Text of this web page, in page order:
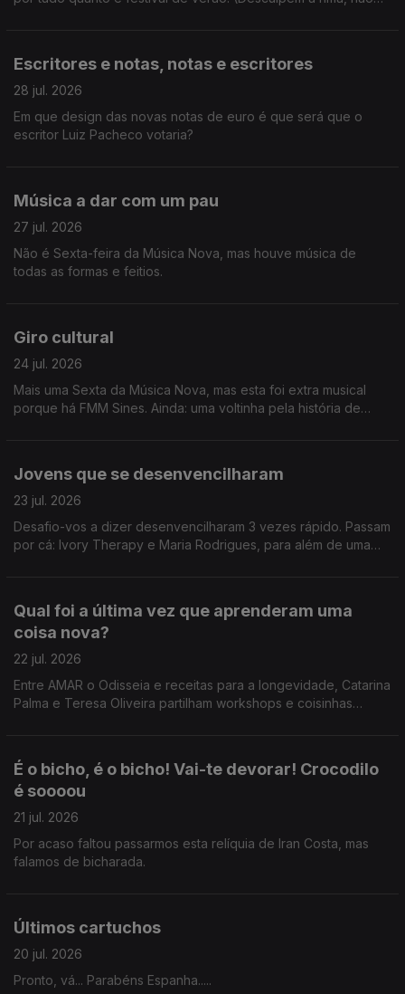
Escritores e notas, notas e escritores
28 jul. 2026
Em que design das novas notas de euro é que será que o
escritor Luiz Pacheco votaria?
Música a dar com um pau
27 jul. 2026
Não é Sexta-feira da Música Nova, mas houve música de
todas as formas e feitios.
Giro cultural
24 jul. 2026
Mais uma Sexta da Música Nova, mas esta foi extra musical
porque há FMM Sines. Ainda: uma voltinha pela história de
Jovens que se desenvencilharam
23 jul. 2026
Desafio-vos a dizer desenvencilharam 3 vezes rápido. Passam
por cá: Ivory Therapy e Maria Rodrigues, para além de uma
Qual foi a última vez que aprenderam uma
coisa nova?
22 jul. 2026
Entre AMAR o Odisseia e receitas para a longevidade, Catarina
Palma e Teresa Oliveira partilham workshops e coisinhas
É o bicho, é o bicho! Vai-te devorar! Crocodilo
é soooou
21 jul. 2026
Por acaso faltou passarmos esta relíquia de Iran Costa, mas
falamos de bicharada.
Últimos cartuchos
20 jul. 2026
Pronto, vá... Parabéns Espanha.....